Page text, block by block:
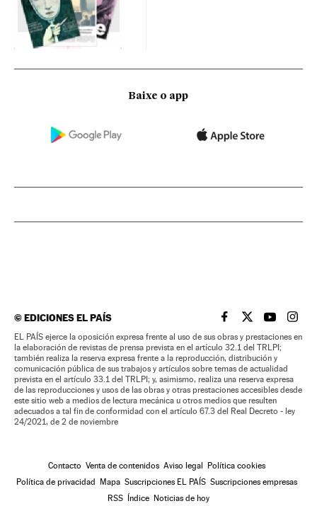
Baixe o app
©EDICIONES EL PAÍS EL PAÍS BRASIL EN
EL PAÍSEL PAÍS
EL
EL PAÍS ejerce la oposición expresa frente al uso de sus obras y prestaciones en
la elaboración de revistas de prensa prevista en el artículo 32.1 del TRLPI;
también realiza la reserva expresa frente a la reproducción, distribución y
comunicación pública de sus trabajos y artículos sobre temas de actualidad
prevista en el artículo 33.1 del TRLPI; y, asimismo, realiza una reserva expresa
de las reproducciones y usos de las obras y otras prestaciones accesibles desde
este sitio web a medios de lectura mecánica u otros medios que resulten
adecuados a tal fin de conformidad con el artículo 67.3 del Real Decreto - ley
24/2021, de 2 de noviembre
Contacto Venta de contenidos Aviso legal
Política cookies
Política de privacidad
Mapa Suscripciones EL PAÍS Suscripciones empresas
RSS
Índice Noticias de hoy